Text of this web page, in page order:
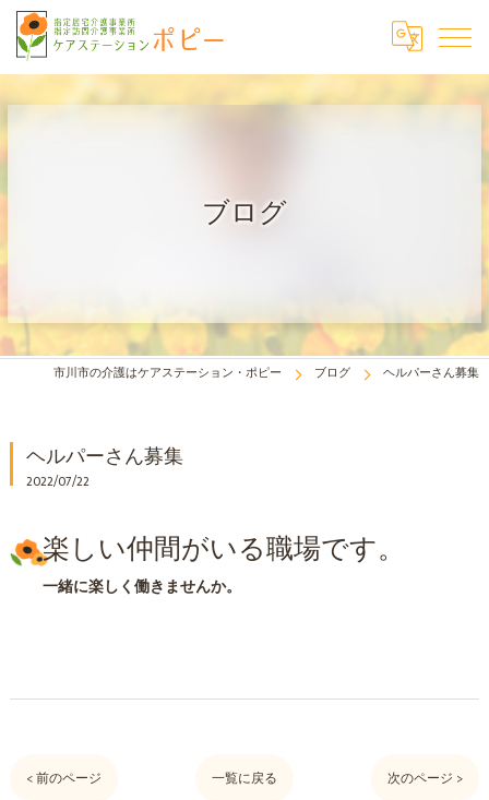
ブログ
市川市の介護はケアステーション・ポピー ブログ ヘルパーさん募集
ヘルパーさん募集
2022/07/22
一緒に楽しく働きませんか。
楽しい仲間がいる職場です。
< 前のページ 一覧に戻る 次のページ >